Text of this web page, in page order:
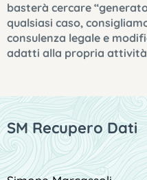
basterà cercare
qualsiasi caso,
consulenza legale e
adatti alla propria
SM Recupero Dati